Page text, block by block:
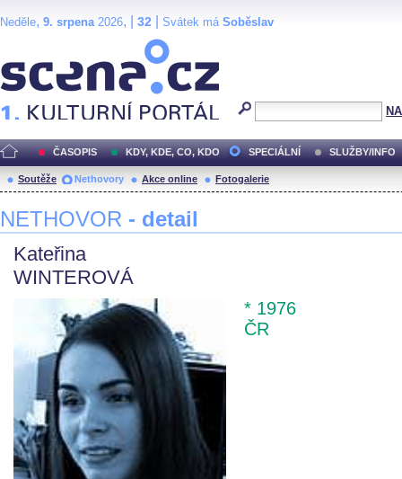
Neděle, 9. srpena2026, | 32 Svátek má Soběslav
ČASOPIS KDY, KDE, CO, KDO SPECIÁLNÍ SLUŽBY/INFO
Soutěže Nethovory Akce online Fotogalerie
NETHOVOR - detail
Kateřina
WINTEROVÁ
* 1976
ČR